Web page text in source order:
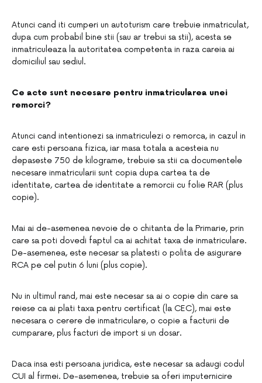
Atunci cand iti cumperi un autoturism care trebuie inmatriculat,
dupa cum probabil bine stii (sau ar trebui sa stii), acesta se
inmatriculeaza la autoritatea competenta in raza careia ai
domiciliul sau sediul.
Ce acte sunt necesare pentru inmatricularea unei
remorci?
Atunci cand intentionezi sa inmatriculezi o remorca, in cazul in
care esti persoana fizica, iar masa totala a acesteia nu
depaseste 750 de kilograme, trebuie sa stii ca documentele
necesare inmatricularii sunt copia dupa cartea ta de
identitate, cartea de identitate a remorcii cu folie RAR (plus
copie).
Mai ai de-asemenea nevoie de o chitanta de la Primarie, prin
care sa poti dovedi faptul ca ai achitat taxa de inmatriculare.
De-asemenea, este necesar sa platesti o polita de asigurare
RCA pe cel putin 6 luni (plus copie).
Nu in ultimul rand, mai este necesar sa ai o copie din care sa
reiese ca ai plati taxa pentru certificat (la CEC), mai este
necesara o cerere de inmatriculare, o copie a facturii de
cumparare, plus facturi de import si un dosar.
Daca insa esti persoana juridica, este necesar sa adaugi codul
CUI al firmei. De-asemenea, trebuie sa oferi imputernicire